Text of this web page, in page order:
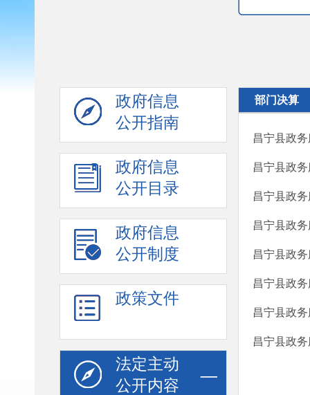
政府信息
公开指南
政府信息
公开目录
政府信息
公开制度
政策文件
法定主动
公开内容
部门决算
昌宁县政
昌宁县政
昌宁县政
昌宁县政
昌宁县政
昌宁县政
昌宁县政
昌宁县政